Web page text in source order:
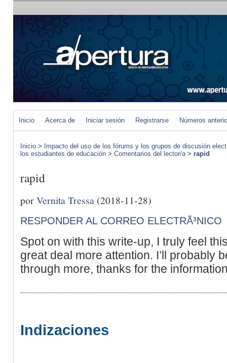
Inicio Acerca de Iniciar sesión Registrarse Números
Inicio > Impacto del uso de los fórums y los grupos de discusión
los estudiantes de educación > Comentarios del lector/a> rapid
rapid
porVernita Tressa (2018-11-28)
RESPONDER AL CORREO ELECTRÃ³NICO
Spot on with this write-up, I truly feel
great deal more attention. I’ll probably
through more, thanks for the
Indizaciones